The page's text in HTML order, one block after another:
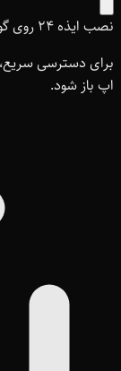
نصب ایذه ۲۴ روی گوشی
برای دسترسی
اپ باز شود.